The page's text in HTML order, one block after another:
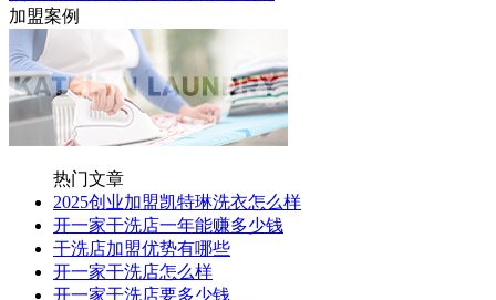
加盟案例
热门文章
2025创业加盟凯特琳洗衣怎么样
开一家干洗店一年能赚多少钱
干洗店加盟优势有哪些
开一家干洗店怎么样
开一家干洗店要多少钱